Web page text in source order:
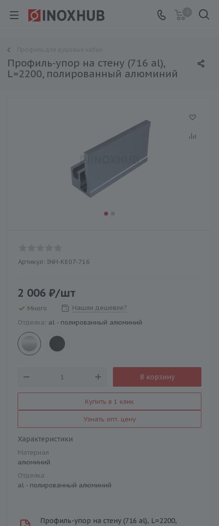
0
Профиль-упор на стену (716 al),
L=2200, полированный алюминий
Артикул: INH-K807-716
2 006 ₽/шт
Много
Нашли дешевле?
Отделка: al - полированный алюминий
В корзину
Купить в 1 клик
Узнать опт. цену
Характеристики
Материал
алюминий
Отделка
al - полированный алюминий
Профиль-упор на стену (716 al), L=2200,